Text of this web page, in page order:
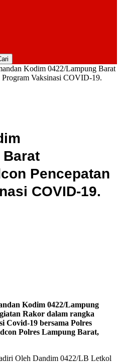
Kodim 0422/Lampung Barat
Vaksinasi COVID-19.
Barat
Pencepatan
COVID-19.
Kodim 0422/Lampung
Rakor dalam rangka
Covid-19 bersama Polres
Polres Lampung Barat,
Oleh Dandim 0422/LB Letkol